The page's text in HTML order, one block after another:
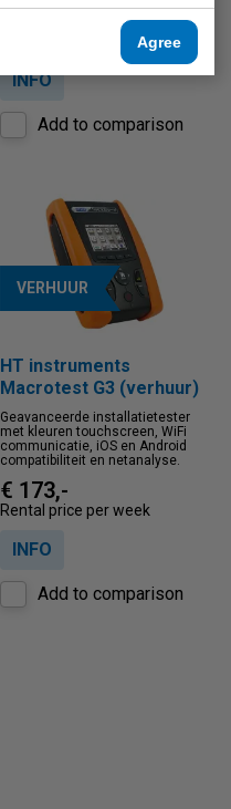
Agree
INFO
Add to comparison
VERHUUR
HT instruments
Macrotest G3 (verhuur)
Geavanceerde installatietester
met kleuren touchscreen, WiFi
communicatie, iOS en Android
compatibiliteit en netanalyse.
€ 173,-
Rental price per week
INFO
Add to comparison